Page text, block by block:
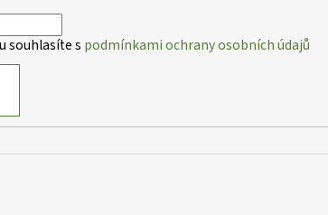
souhlasíte s podmínkami ochrany osobních údajů